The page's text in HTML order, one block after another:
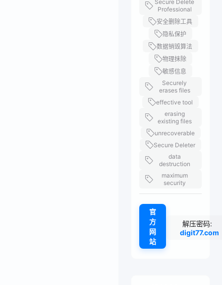
Secure Delete
Professional
安全删除工具
隐私保护
数据销毁算法
物理抹除
敏感信息
Securely
erases files
effective tool
erasing
existing files
unrecoverable
Secure Deleter
data
destruction
maximum
security
官
方
网
站
解压密码:
digit77.com